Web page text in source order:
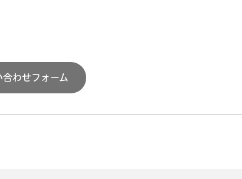
合わせフォーム